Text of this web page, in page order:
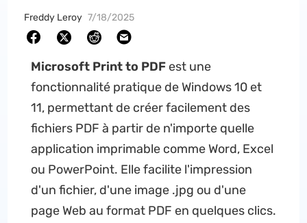
Freddy Leroy 7/18/2025
Microsoft Print to PDFest une
fonctionnalité pratique de Windows 10 et
11, permettant de créer facilement des
fichiers PDF à partir de n'importe quelle
application imprimable comme Word, Excel
ou PowerPoint. Elle facilite l'impression
d'un fichier, d'une image .jpg ou d'une
page Web au format PDF en quelques clics.